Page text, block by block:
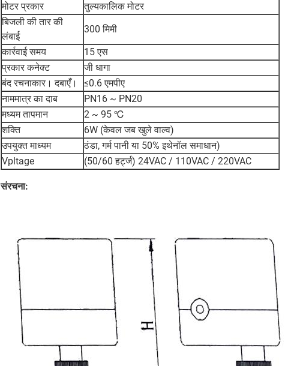
मोटर प्रकार
तुल्यकालिक मोटर
बिजली की तार की
लंबाई
300 मिमी
कार्रवाई समय
15 एस
प्रकार कनेक्ट
जी धागा
बंद रचनाकार। दबाएँ।
≤0.6 एमपीए
नाममात्र का दाब
PN16 ~ PN20
मध्यम तापमान
2 ~ 95 ℃
शक्ति
6W (केवल जब खुले वाल्व)
उपयुक्त माध्यम
ठंडा, गर्म पानी या 50% इथेनॉल समाधान)
Vpltage
(50/60 हर्ट्ज) 24VAC / 110VAC / 220VAC
संरचना: